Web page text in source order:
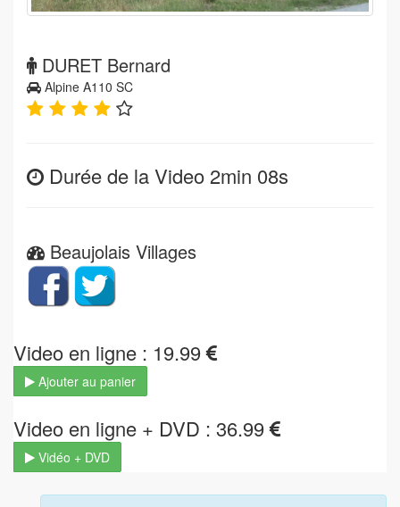
DURET Bernard
Alpine A110 SC
Durée de la Video 2min 08s
Beaujolais Villages
Video en ligne : 19.99
Ajouter au panier
Video en ligne + DVD : 36.99
Vidéo + DVD